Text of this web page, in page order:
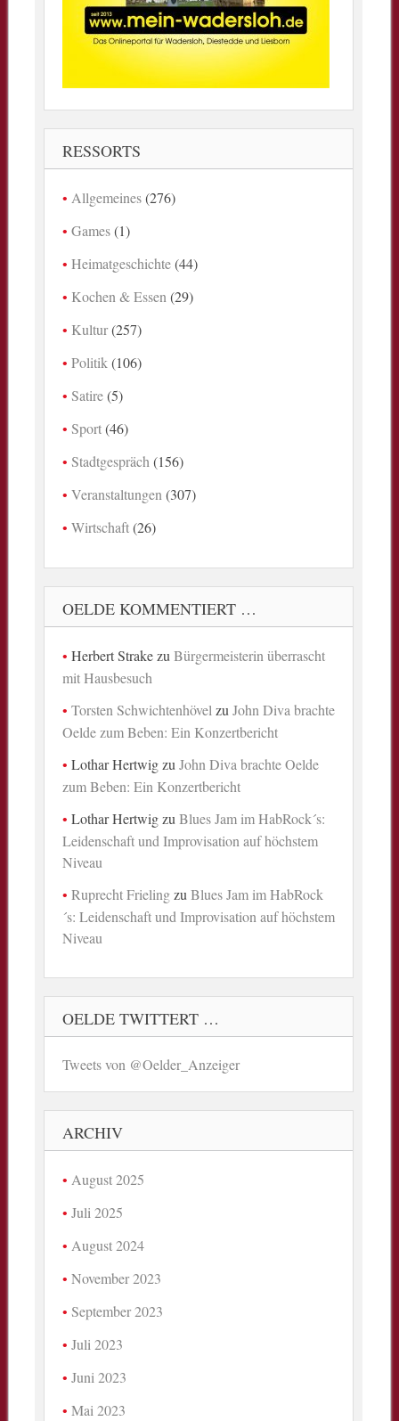
RESSORTS
Allgemeines(276)
Games(1)
Heimatgeschichte(44)
Kochen & Essen (29)
Kultur(257)
Politik (106)
Satire(5)
Sport(46)
Stadtgespräch (156)
Veranstaltungen (307)
Wirtschaft(26)
OELDE KOMMENTIERT …
Herbert StrakezuBürgermeisterin überrascht
mit Hausbesuch
Torsten Schwichtenhövel zuJohn Diva brachte
Oelde zum Beben: Ein Konzertbericht
Lothar HertwigzuJohn Diva brachte Oelde
zum Beben: Ein Konzertbericht
Lothar HertwigzuBlues Jam im HabRock´s:
Leidenschaft und Improvisation auf höchstem
Niveau
Ruprecht FrielingzuBlues Jam im HabRock
´s: Leidenschaft und Improvisation auf höchstem
Niveau
OELDE TWITTERT …
Tweets von @Oelder_Anzeiger
ARCHIV
August 2025
Juli 2025
August 2024
November 2023
September 2023
Juli 2023
Juni 2023
Mai 2023